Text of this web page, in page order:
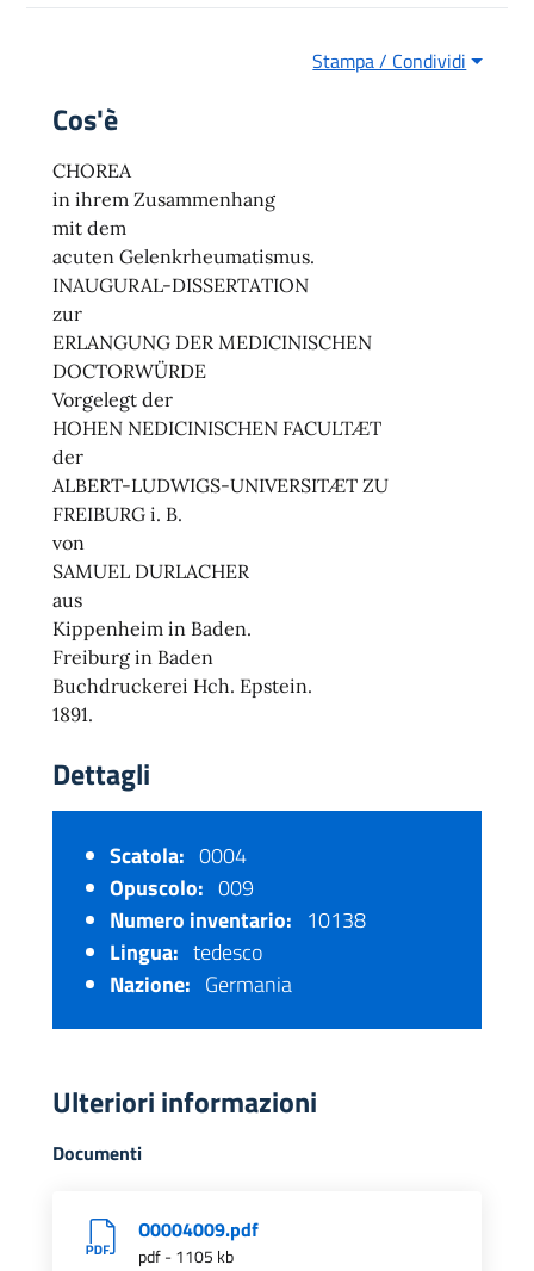
Stampa / Condividi
Cos'è
CHOREA
in ihrem Zusammenhang
mit dem
acuten Gelenkrheumatismus.
INAUGURAL-DISSERTATION
zur
ERLANGUNG DER MEDICINISCHEN
DOCTORWÜRDE
Vorgelegt der
HOHEN NEDICINISCHEN FACULTÆT
der
ALBERT-LUDWIGS-UNIVERSITÆT ZU
FREIBURG i. B.
von
SAMUEL DURLACHER
aus
Kippenheim in Baden.
Freiburg in Baden
Buchdruckerei Hch. Epstein.
1891.
Dettagli
Scatola: 0004
Opuscolo: 009
Numero inventario: 10138
Lingua: tedesco
Nazione: Germania
Ulteriori informazioni
Documenti
O0004009.pdf
pdf - 1105 kb